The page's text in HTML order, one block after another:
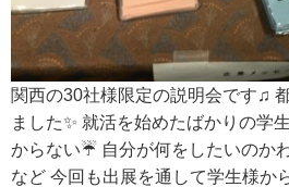
関西の30社様限定の説明会です♫
ました✨ 就活を始めたばかりの学
からない☔️ 自分が何をしたいのか
など 今回も出展を通して学生様か